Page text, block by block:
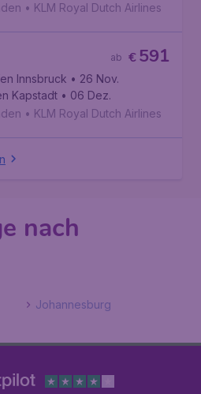
• KLM Royal Dutch Airlines
€591
ab
Innsbruck • 26 Nov.
Kapstadt • 06 Dez.
• KLM Royal Dutch Airlines
nach
Johannesburg